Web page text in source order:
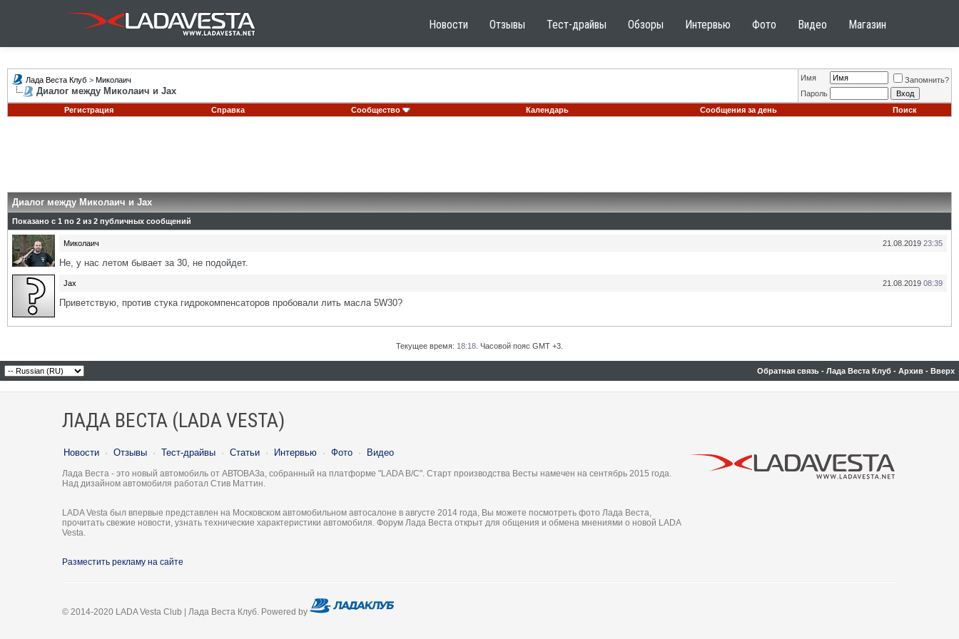
Новости Отзывы Тест-драйвы Обзоры Интервью Фото Видео Магазин
Лада Веста Клуб > Миколаич
Диалог между Миколаич и Jax
Имя
Запомнить?
Пароль
Регистрация
Справка Сообщество Календарь Сообщения за день Поиск
Диалог между Миколаич и Jax
Показано с 1 по 2 из 2 публичных сообщений
21.08.2019 23:35
Миколаич
Не, у нас летом бывает за 30, не подойдет.
21.08.2019 08:39
Jax
Приветствую, против стука гидрокомпенсаторов пробовали лить масла 5W30?
Текущее время: 18:18 . Часовой пояс GMT +3.
Обратная связь - Лада Веста Клуб - Архив - Вверх
ЛАДА ВЕСТА (LADA VESTA)
Новости · Отзывы · Тест-драйвы · Статьи · Интервью · Фото · Видео
Лада Веста - это новый автомобиль от АВТОВАЗа, собранный на платформе "LADA B/C". Старт производства Весты намечен на сентябрь 2015 года.
Над дизайном автомобиля работал Стив Маттин.
LADA Vesta был впервые представлен на Московском автомобильном автосалоне в августе 2014 года, Вы можете посмотреть фото Лада Веста,
прочитать свежие новости, узнать технические характеристики автомобиля. Форум Лада Веста открыт для общения и обмена мнениями о новой LADA
Vesta.
Разместить рекламу на сайте
© 2014-2020 LADA Vesta Club | Лада Веста Клуб. Powered by